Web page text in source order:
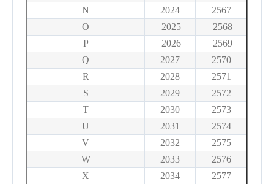
N
2024
2567
O
2025
2568
P
2026
2569
Q
2027
2570
R
2028
2571
S
2029
2572
T
2030
2573
U
2031
2574
V
2032
2575
W
2033
2576
X
2034
2577